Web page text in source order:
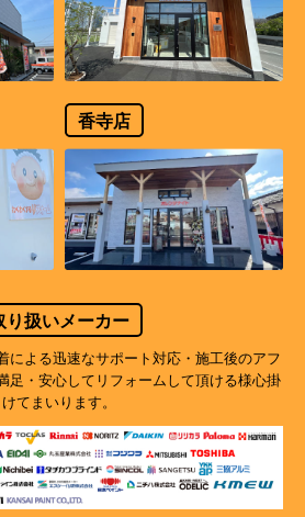
香寺店
り扱いメーカー
による迅速なサポート対応・施工後のアフ
足・安心してリフォームして頂ける様心掛
けてまいります。